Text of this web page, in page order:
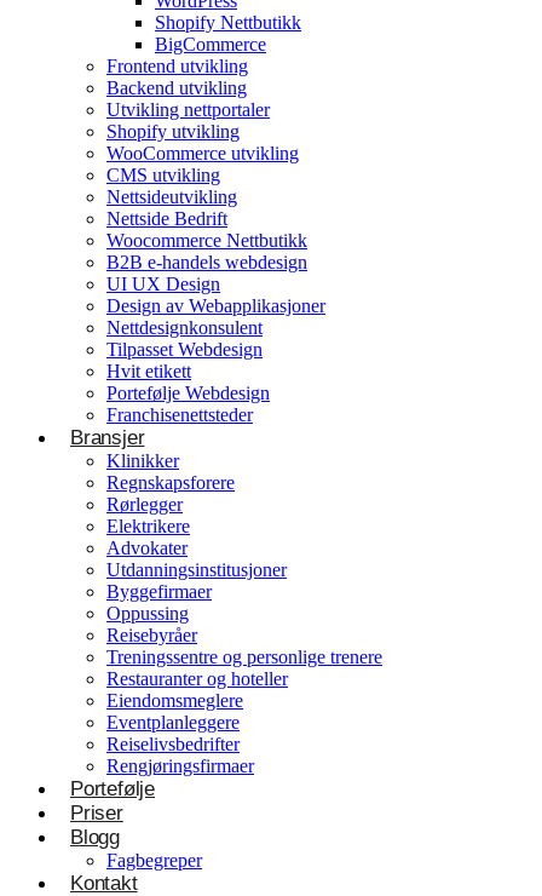
Shopify Nettbutikk
BigCommerce
Frontend utvikling
Backend utvikling
Utvikling nettportaler
Shopify utvikling
WooCommerce utvikling
CMS utvikling
Nettsideutvikling
Nettside Bedrift
Woocommerce Nettbutikk
B2B e-handels webdesign
UI UX Design
Design av Webapplikasjoner
Nettdesignkonsulent
Tilpasset Webdesign
Hvit etikett
Portefølje Webdesign
Franchisenettsteder
Bransjer
Klinikker
Regnskapsforere
Rørlegger
Elektrikere
Advokater
Utdanningsinstitusjoner
Byggefirmaer
Oppussing
Reisebyråer
Treningssentre og personlige trenere
Restauranter og hoteller
Eiendomsmeglere
Eventplanleggere
Reiselivsbedrifter
Rengjøringsfirmaer
Portefølje
Priser
Blogg
Fagbegreper
Kontakt
Konsulentvirksomhet og partnerskap
Nettdesignkonsulent
Hvit etikett
E-handelsløsning
Woocommerce Nettbutikk
Shopify utvikling
WooCommerce utvikling
Betjener
WordPress
Shopify Nettbutikk
BigCommerce
Ønsker du å bygge din tilstedeværelse på nett i
Norge?
Få et tilbud
Byggetjenester
Byggefirmaer